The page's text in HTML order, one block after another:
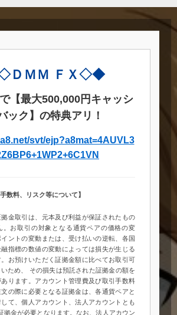
ＭＭ ＦＸ◇◆
【最大500,000円キャッシ
ック】の特典アリ！
svt/ejp?a8mat=4AUVL3
数料、リスク等について】
金取引は、元本及び利益が保証されたもの
。お取引の対象となる通貨ペアの価格の変
ントの変動または、受け払いの逆転、各国
指標の数値の変動によっては損失が生じる
。お預けいただく証拠金額に比べてお取引可
ため、 その損失は預託された証拠金の額を
あります。アカウント管理費及び取引手数料
の際に必要となる証拠金は、各通貨ペアと
して、個人アカウント、法人アカウントとも
拠金が必要となります。なお、法人アカウン